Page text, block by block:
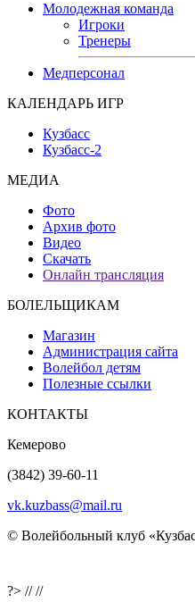
Молодежная команда
Игроки
Тренеры
Медперсонал
КАЛЕНДАРЬ ИГР
Кузбасс
Кузбасс-2
МЕДИА
Фото
Архив фото
Видео
Скачать
Онлайн трансляция
БОЛЕЛЬЩИКАМ
Магазин
Администрация сайта
Волейбол детям
Полезные ссылки
КОНТАКТЫ
Кемерово
(3842) 39-60-11
vk.kuzbass@mail.ru
© Волейбольный клуб
?> ////